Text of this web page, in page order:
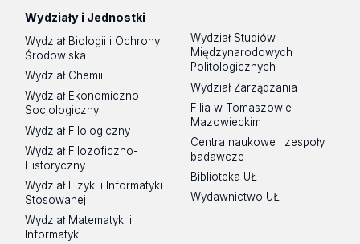
Wydziały i Jednostki
Wydział Biologii i Ochrony
Środowiska
Wydział Chemii
Wydział Ekonomiczno-
Socjologiczny
Wydział Filologiczny
Wydział Filozoficzno-
Historyczny
Wydział Fizyki i Informatyki
Stosowanej
Wydział Matematyki i
Informatyki
Wydział Studiów
Międzynarodowych i
Politologicznych
Wydział Zarządzania
Filia w Tomaszowie
Mazowieckim
Centra naukowe i zespoły
badawcze
Biblioteka UŁ
Wydawnictwo UŁ